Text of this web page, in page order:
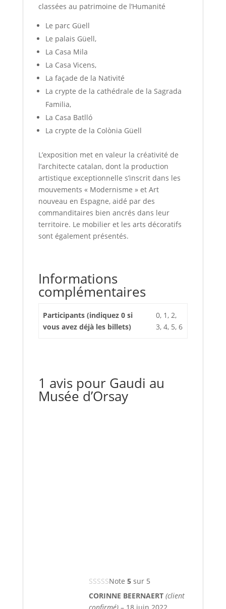
classées au patrimoine de l’Humanité
Le parc Güell
Le palais Güell,
La Casa Mila
La Casa Vicens,
La façade de la Nativité
La crypte de la cathédrale de la Sagrada
Familia,
La Casa Batlló
La crypte de la Colònia Güell
L’exposition met en valeur la créativité de
l’architecte catalan, dont la production
artistique exceptionnelle s’inscrit dans les
mouvements « Modernisme » et Art
nouveau en Espagne, aidé par des
commanditaires bien ancrés dans leur
territoire. Le mobilier et les arts décoratifs
sont également présentés.
Informations
complémentaires
Participants (indiquez 0 si
vous avez déjà les billets)
0, 1, 2,
3, 4, 5, 6
1 avis pour Gaudi au
Musée d’Orsay
Note 5sur 5
CORINNE BEERNAERT (client